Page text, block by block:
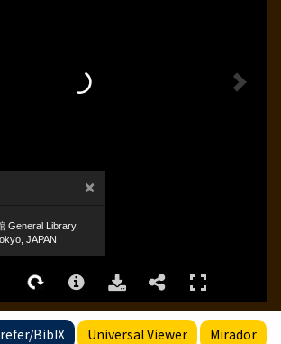
refer/BibIX Universal Viewer Mirador